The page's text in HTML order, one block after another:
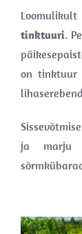
tinktuuri.
on tinktuur
ja marju